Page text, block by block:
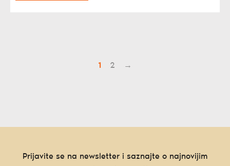
1 2 →
Prijavite se na newsletter i saznajte o najnovijim